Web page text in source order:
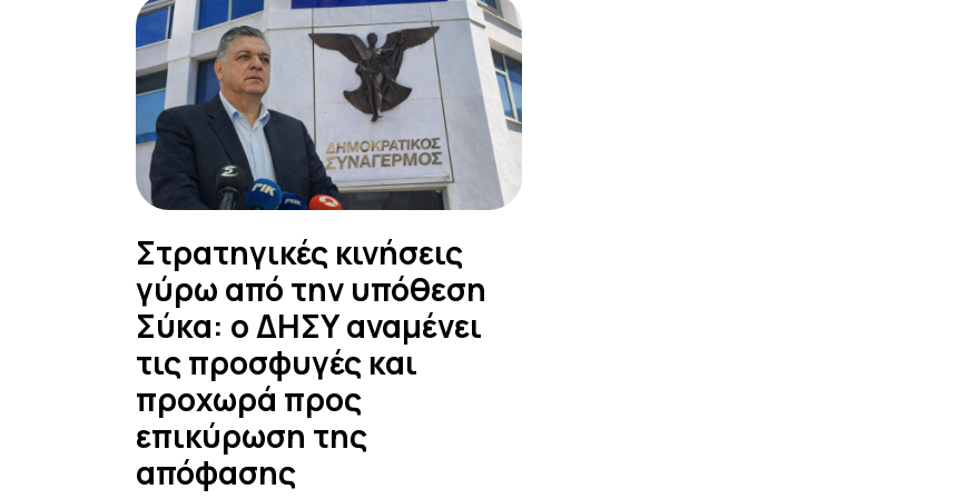
Στρατηγικές κινήσεις
γύρω από την υπόθεση
Σύκα: ο ΔΗΣΥ αναμένει
τις προσφυγές και
προχωρά προς
επικύρωση της
απόφασης